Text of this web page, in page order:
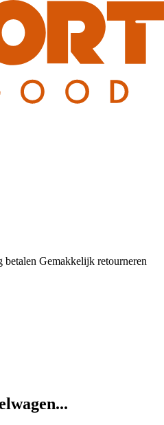
betalen Gemakkelijk retourneren